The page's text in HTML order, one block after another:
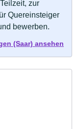
zur
Quereinsteiger
bewerben.
(Saar) ansehen